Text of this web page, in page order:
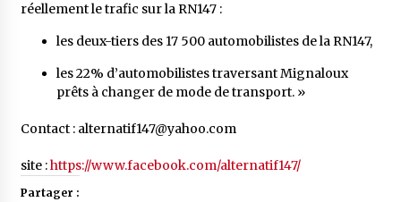
réellement le trafic sur la RN147 :
les deux-tiers des 17 500 automobilistes de la RN147,
les 22% d’automobilistes traversant Mignaloux
prêts à changer de mode de transport. »
Contact : alternatif147@yahoo.com
site :https://www.facebook.com/alternatif147/
Partager :